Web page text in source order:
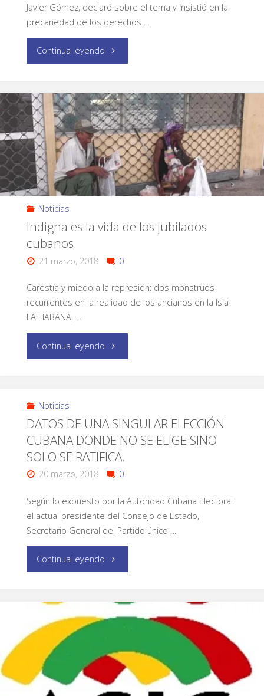
Javier Gómez, declaró sobre el tema y insistió en la
precariedad de los derechos …
Continua leyendo
Noticias
Indigna es la vida de los jubilados
cubanos
21 marzo, 2018 0
Carestía y miedo a la represión: dos monstruos
recurrentes en la realidad de los ancianos en la Isla
LA HABANA, …
Continua leyendo
Noticias
DATOS DE UNA SINGULAR ELECCIÓN
CUBANA DONDE NO SE ELIGE SINO
SOLO SE RATIFICA.
20 marzo, 2018 0
Según lo expuesto por la Autoridad Cubana Electoral
el actual presidente del Consejo de Estado,
Secretario General del Partido único …
Continua leyendo